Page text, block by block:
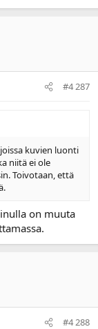
#4 287
kuvien luonti
niitä ei ole
Toivotaan, että
on muuta
#4 288